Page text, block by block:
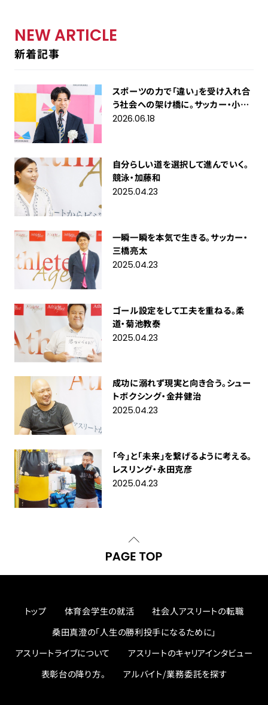
NEW ARTICLE
新着記事
スポーツの力で「違い」を受け入れ合
う社会への架け橋に。サッカー・小川
雄生
2026.06.18
自分らしい道を選択して進んでいく。
競泳・加藤和
2025.04.23
一瞬一瞬を本気で生きる。サッカー・
三橋亮太
2025.04.23
ゴール設定をして工夫を重ねる。柔
道・菊池教泰
2025.04.23
成功に溺れず現実と向き合う。シュー
トボクシング・金井健治
2025.04.23
「今」と「未来」を繋げるように考える。
レスリング・永田克彦
2025.04.23
トップ 体育会学生の就活
社会人アスリートの転職
桑田真澄の「人生の勝利投手になるために」
アスリートライブについて
アスリートのキャリアインタビュー
表彰台の降り方。
アルバイト/業務委託を探す